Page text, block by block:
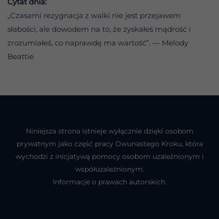
„Czasami rezygnacja z walki nie jest przejawem
słabości, ale dowodem na to, że zyskałeś mądrość i
zrozumiałeś, co naprawdę ma wartość”. — Melody
Beattie
Niniejsza strona istnieje wyłącznie dzięki osobom
prywatnym jako część pracy Dwunastego Kroku, która
wychodzi z inicjatywą pomocy osobom uzależnionym i
współuzależnionym.
Informacje o prawach autorskich.